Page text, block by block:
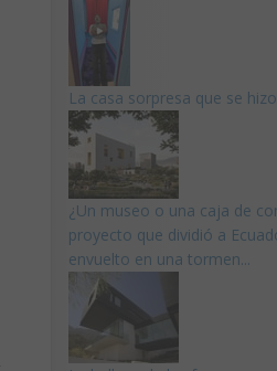
La casa sorpresa que se
¿Un museo o una caja de
proyecto que dividió a
envuelto en una tormen...